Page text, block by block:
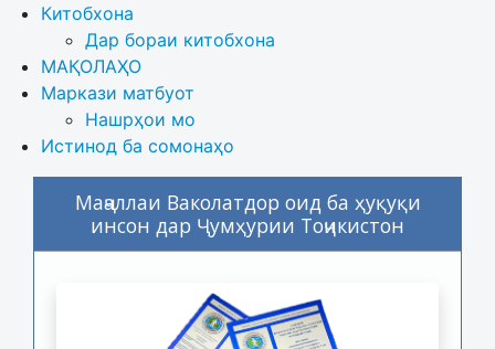
Китобхона
Дар бораи китобхона
МАҚОЛАҲО
Маркази матбуот
Нашрҳои мо
Истинод ба сомонаҳо
Маҷаллаи Ваколатдор оид ба ҳуқуқи
инсон дар Ҷумҳурии Тоҷикистон